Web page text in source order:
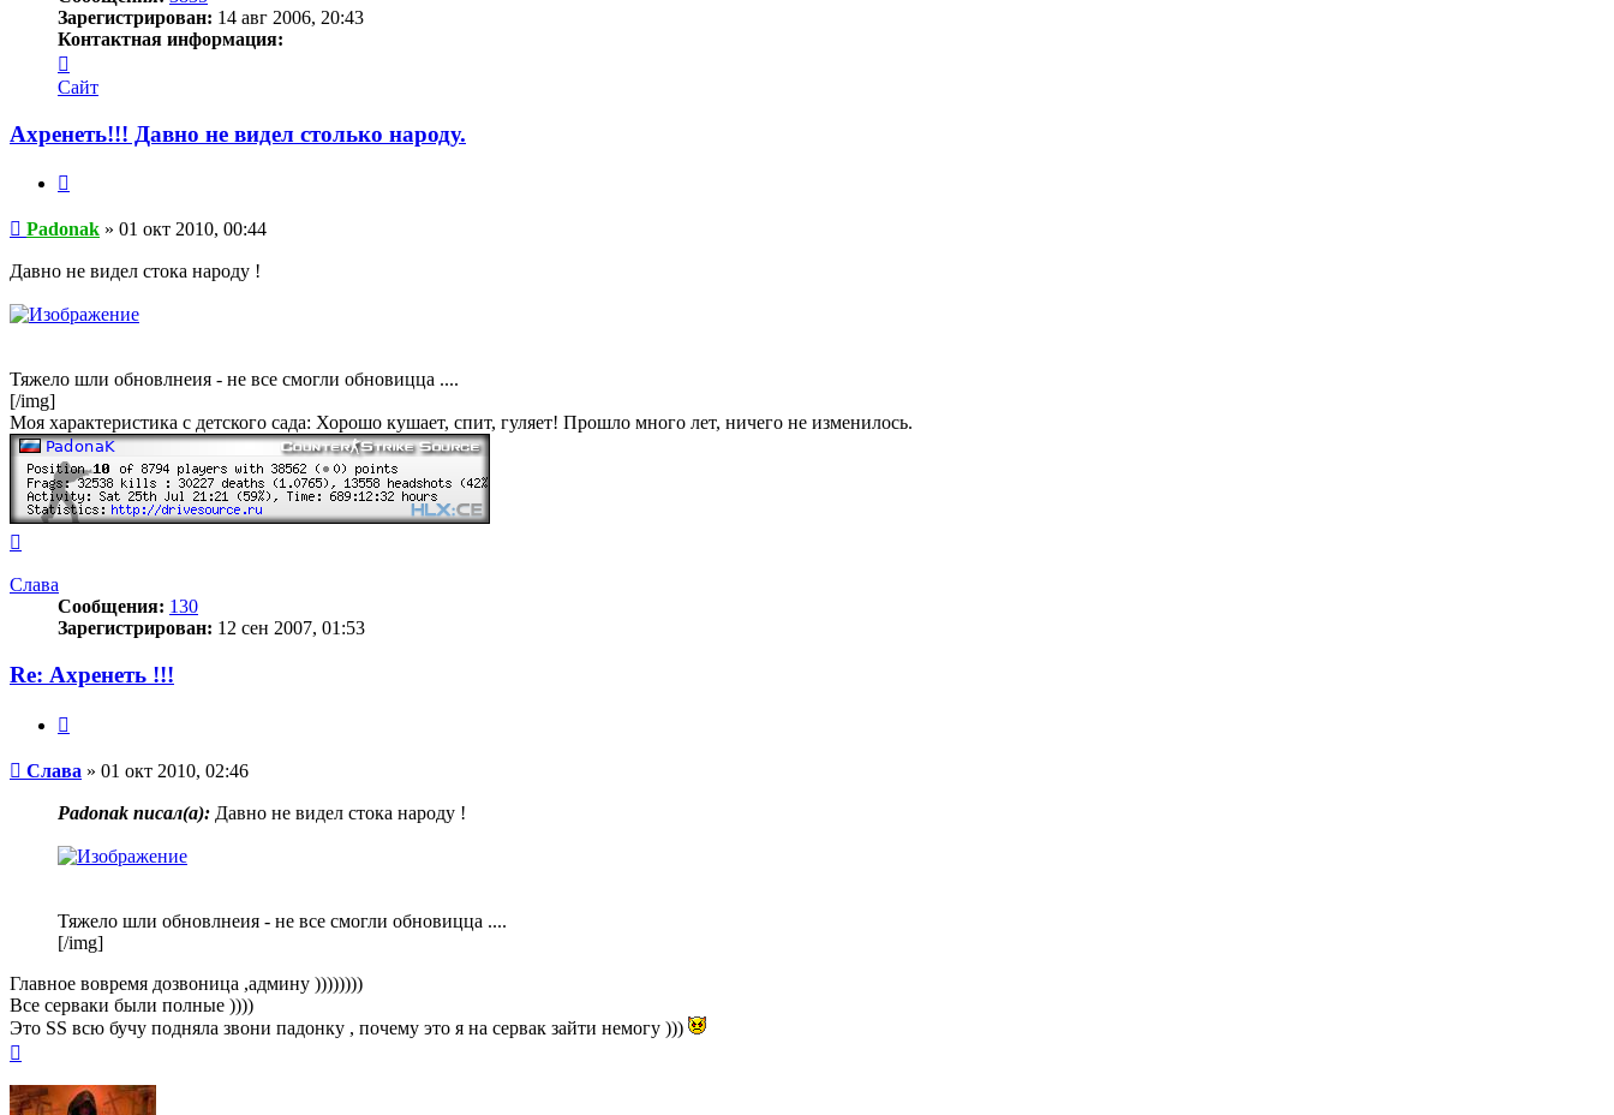
Зарегистрирован: 14 авг 2006, 20:43
Контактная информация:
информация
пользователя
Padonak
Сайт
Ахренеть!!! Давно не видел столько народу.
Сообщение
Padonak » 01 окт 2010, 00:44
Давно не видел стока народу !
Тяжело шли обновлнеия - не все смогли обновицца ....
[/img]
Моя характеристика с детского сада: Хорошо кушает, спит, гуляет! Прошло много лет, ничего не изменилось.
началу
Слава
Сообщения: 130
Зарегистрирован: 12 сен 2007, 01:53
Re: Ахренеть !!!
Сообщение
Слава » 01 окт 2010, 02:46
Padonak писал(a): Давно не видел стока народу !
Тяжело шли обновлнеия - не все смогли обновицца ....
[/img]
Главное вовремя дозвоница ,админу ))))))))
Все серваки были полные ))))
Это SS всю бучу подняла звони падонку , почему это я на сервак зайти немогу )))
началу